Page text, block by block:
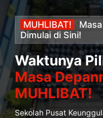
MUHLIBAT! Masa
Dimulai di Sini!
Waktunya
Masa
MUHLIBAT!